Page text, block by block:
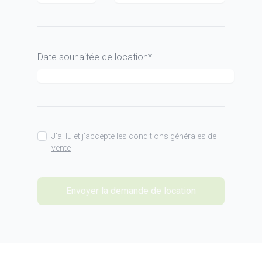
Date souhaitée de location*
J'ai lu et j'accepte les conditions générales de
vente
Envoyer la demande de location